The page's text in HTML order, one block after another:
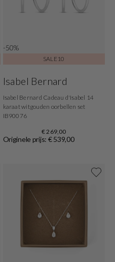
-50%
SALE10
Isabel Bernard
Isabel Bernard Cadeau d'Isabel 14
karaat witgouden oorbellen set
IB90076
€ 269,00
Originele prijs: € 539,00